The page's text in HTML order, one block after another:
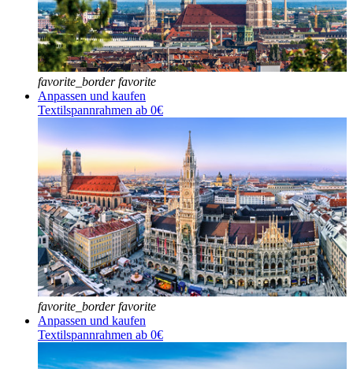
favorite_border favorite
Anpassen und kaufen
Textilspannrahmen ab 0€
favorite_border favorite
Anpassen und kaufen
Textilspannrahmen ab 0€